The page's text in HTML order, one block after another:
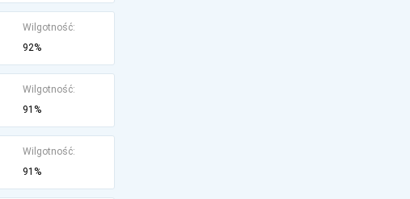
Wilgotność:
92%
Wilgotność:
91%
Wilgotność:
91%